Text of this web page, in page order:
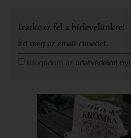
Iratkozz fel a hírlevelünkre!
Elfogadom az adatvédelmi